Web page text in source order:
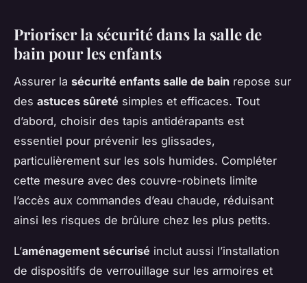
Prioriser la sécurité dans la salle de
bain pour les enfants
Assurer la sécurité enfants salle de bain repose sur
des astuces sûreté simples et efficaces. Tout
d’abord, choisir des tapis antidérapants est
essentiel pour prévenir les glissades,
particulièrement sur les sols humides. Compléter
cette mesure avec des couvre-robinets limite
l’accès aux commandes d’eau chaude, réduisant
ainsi les risques de brûlure chez les plus petits.
L’aménagement sécurisé inclut aussi l’installation
de dispositifs de verrouillage sur les armoires et